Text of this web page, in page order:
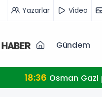
Yazarlar Video
Gündem
göreve başlayacak...